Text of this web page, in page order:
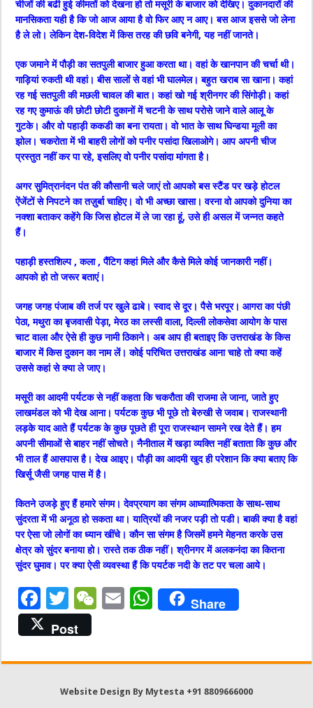
चीजों की बढी हुई कीमतों को देखना हो तो मसूरी के बाजार को देखिए। दुकानदारों की
मानसिकता यही है कि जो आज आया है वो फिर आए न आए। बस आज इससे जो लेना
है ले लो। लेकिन देश-विदेश में किस तरह की छवि बनेगी, यह नहीं जानते।
एक जमाने में पौड़ी का सतपुली बाजार हुआ करता था। वहां के खानपान की चर्चा थी।
गाड़ियां रुकती थी वहां। बीस सालों से वहां भी घालमेल। बहुत खराब सा खाना। कहां
रह गई सतपुली की मछली चावल की बात। कहां खो गई श्रीनगर की सिंगोड़ी। कहां
रह गए कुमाऊं की छोटी छोटी दुकानों में चटनी के साथ परोसे जाने वाले आलू के
गुटके। और वो पहाड़ी ककडी का बना रायता। वो भात के साथ घिन्डया मूली का
झोल। चकरोता में भी बाहरी लोगों को पनीर पसांदा खिलाओगे। आप अपनी चीज
प्रस्तुत नहीं कर पा रहे, इसलिए वो पनीर पसांदा मांगता है।
अगर सुमित्रानंदन पंत की कौसानी चले जाएं तो आपको बस स्टैंड पर खड़े होटल
ऐंजेंटों से निपटने का तज़ुर्बा चाहिए। वो भी अच्छा खासा। वरना वो आपको दुनिया का
नक्शा बताकर कहेंगे कि जिस होटल में ले जा रहा हूं, उसे ही असल में जन्नत कहते
हैं।
पहाड़ी हस्तशिल्प , कला , पैंटिग कहां मिले और कैसे मिले कोई जानकारी नहीं।
आपको हो तो जरूर बताएं।
जगह जगह पंजाब की तर्ज पर खुले ढाबे। स्वाद से दूर। पैसे भरपूर। आगरा का पंछी
पेठा, मथुरा का बृजवासी पेड़ा, मेरठ का लस्सी वाला, दिल्ली लोकसेवा आयोग के पास
चाट वाला और ऐसे ही कुछ नामी ठिकाने। अब आप ही बताइए कि उत्तराखंड के किस
बाजार में किस दुकान का नाम लें। कोई परिचित उत्तराखंड आना चाहे तो क्या कहें
उससे कहां से क्या ले जाए।
मसूरी का आदमी पर्यटक से नहीं कहता कि चकरौता की राजमा ले जाना, जाते हुए
लाखमंडल को भी देख आना। पर्यटक कुछ भी पूछे तो बेरुखी से जवाब। राजस्थानी
लड़के याद आते हैं पर्यटक के कुछ पूछते ही पूरा राजस्थान सामने रख देते हैं। हम
अपनी सीमाओं से बाहर नहीं सोचते। नैनीताल में खड़ा व्यक्ति नहीं बताता कि कुछ और
भी ताल हैं आसपास है। देख आइए। पौड़ी का आदमी खुद ही परेशान कि क्या बताए कि
खिर्सू जैसी जगह पास में है।
कितने उजड़े हुए हैं हमारे संगम। देवप्रयाग का संगम आध्यात्मिकता के साथ-साथ
सुंदरता में भी अनूठा हो सकता था। यात्रियों की नजर पड़ी तो पडी। बाकी क्या है वहां
पर ऐसा जो लोगों का ध्यान खींचे। कौन सा संगम है जिसमें हमने मेहनत करके उस
क्षेत्र को सुंदर बनाया हो। रास्ते तक ठीक नहीं। श्रीनगर में अलकनंदा का कितना
सुंदर घुमाव। पर क्या ऐसी व्यवस्था हैं कि पयर्टक नदी के तट पर चला आये।
F
a
c
e
T
w
it
te
r
W
h
at
E
l
W
s
A
Share
Post
Website Design By Mytesta +91 8809666000